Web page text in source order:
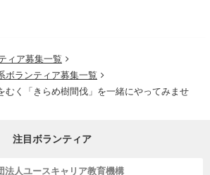
ィア募集一覧
ボランティア募集一覧
むく「きらめ樹間伐」を一緒にやってみませ
注目ボランティア
法人ユースキャリア教育機構